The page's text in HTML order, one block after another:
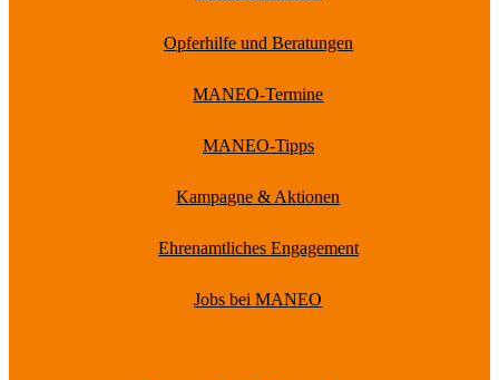
Opferhilfe und Beratungen
MANEO-Termine
MANEO-Tipps
Kampagne & Aktionen
Ehrenamtliches Engagement
Jobs bei MANEO